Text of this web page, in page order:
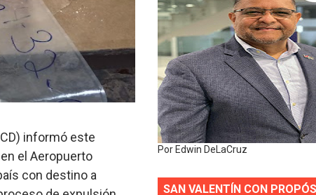
Abraham Lincoln y fallecer horas después
apagones en Santo Domingo Norte
a la unidad.
del INAIPI
equipo de la DGM debe acogerse a normas éticas y
informó este
el Aeropuerto
con destino a
Por Edwin DeLaCruz
SAN VALENTÍN CON